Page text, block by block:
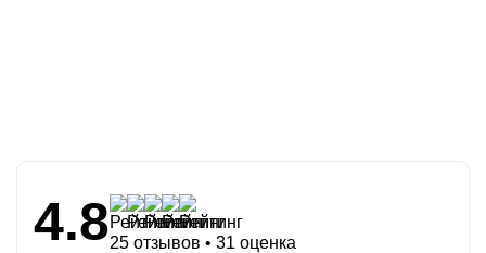
4.825 отзывов • 31 оценка